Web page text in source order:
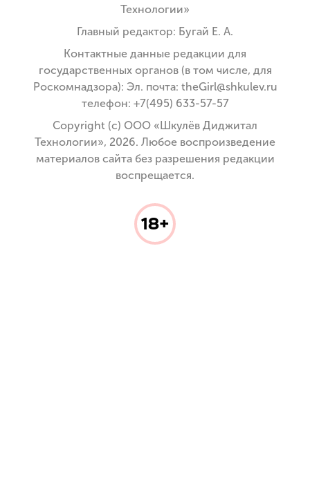
Технологии»
Главный редактор: Бугай Е. А.
Контактные данные редакции для
государственных органов (в том числе, для
Роскомнадзора): Эл. почта: theGirl@shkulev.ru
телефон: +7(495) 633-57-57
Copyright (с) ООО «Шкулёв Диджитал
Технологии», 2026. Любое воспроизведение
материалов сайта без разрешения редакции
воспрещается.
18+